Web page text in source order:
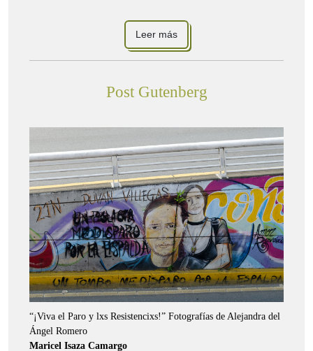
Leer más
Post Gutenberg
“¡Viva el Paro y lxs Resistencixs!” Fotografías de Alejandra del
Ángel Romero
Maricel Isaza Camargo